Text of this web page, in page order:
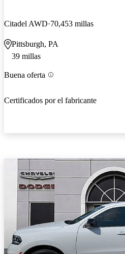
Citadel AWD 70,453 millas
Pittsburgh, PA
39 millas
Buena oferta
Certificados por el fabricante